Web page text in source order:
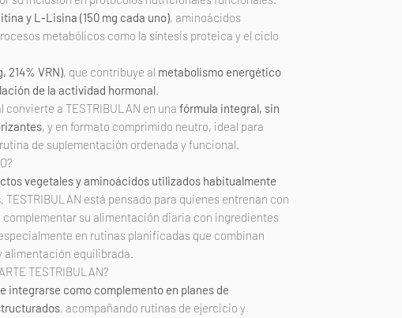
y L-Lisina (150 mg cada uno), aminoácidos
metabólicos como la síntesis proteica y el ciclo
214% VRN), que contribuye al metabolismo energético
de la actividad hormonal.
a TESTRIBULAN en una fórmula integral, sin
, y en formato comprimido neutro, ideal para
de suplementación ordenada y funcional.
vegetales y aminoácidos utilizados habitualmente
, TESTRIBULAN está pensado para quienes entrenan con
complementar su alimentación diaria con ingredientes
en rutinas planificadas que combinan
alimentación equilibrada.
TESTRIBULAN?
integrarse como complemento en planes de
, acompañando rutinas de ejercicio y